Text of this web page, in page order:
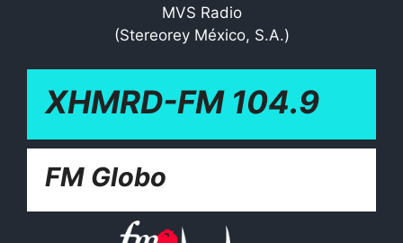
MVS Radio
(Stereorey México, S.A.)
XHMRD-FM 104.9
FM Globo